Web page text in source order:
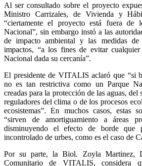
Al ser consultado sobre el proyecto
Ministro Carrizales, de Vivienda y
“ciertamente el proyecto está fuera de
Nacional”, sin embargo instó a las
de impacto ambiental y las medidas de
impactos, “a los fines de evitar
Nacional dada su cercanía”.
El presidente de VITALIS aclaró que “si
no es tan restrictiva como un Parque
creadas para la protección de las aguas,
reguladores del clima o de los procesos
ecosistemas”. En muchos casos, estas
“sirven de amortiguamiento a áreas
disminuyendo el efecto de borde que
incontrolado de urbes, como es el caso de
Por su parte, la Biol. Zoyla Martinez,
Comunitario de VITALIS, considera